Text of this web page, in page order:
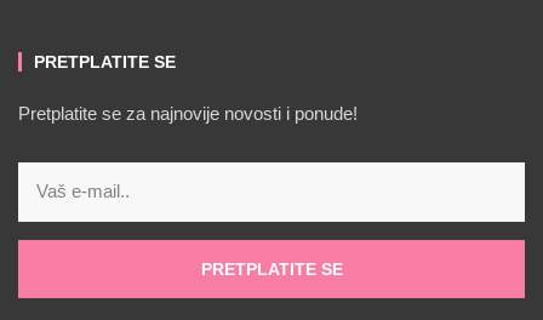
PRETPLATITE SE
Pretplatite se za najnovije novosti i ponude!
PRETPLATITE SE